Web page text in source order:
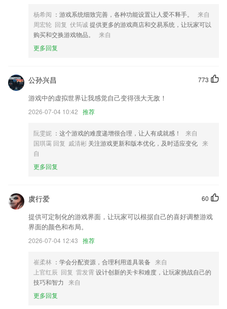
5.将教育理论内容分章节呈现，利于学生学习教育理论知识；
6.简约又具古风的设计让你有极致的体验，除了夜间模式，还有更多绝美
主题正在形成
中国电竞ob基地更新了什么?
优惠券类型
加强用户隐私保护和规范隐私政策
修复多个用户反馈的小问题
入库流水新增全局筛选，查找记录更方便
优化水印照片拍摄保存功能
以上就是中国电竞ob基地的介绍，如果您喜欢这款软件，您可以到应用
杨希阅 ：游戏系统细致完善，各种功能设置让人爱不释手。
来自
周宏轮 回复 伏筠诚 提供更多的游戏商店和交易系统，让玩家可以
购买和交换游戏物品。
来自
更多回复
773
公孙兴昌
游戏中的虚拟世界让我感觉自己变得强大无敌！
2026-07-04 10:42 推荐
阮雯妮 ：这个游戏的难度递增很合理，让人有成就感！
来自
国琪霭 回复 戚清彬 关注游戏更新和版本优化，及时适应变化 来
自
更多回复
60
虞行爱
提供可定制化的游戏界面，让玩家可以根据自己的喜好调整游戏
界面的颜色和布局。
2026-07-04 12:43 推荐
崔柔林 ：学会分配资源，合理利用道具装备 来自
上官红辰 回复 雷发霄设计创新的关卡和难度，让玩家挑战自己的
技巧和智力 来自
更多回复